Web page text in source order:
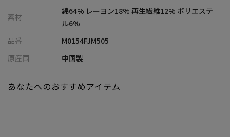
チェック柄が、秋冬の着こなしにさりげない個性をプラスしてく
れます。
【シルエット】
ややゆとりを持たせたサイズ感で、体型を拾いにくくストレスフ
アウターとしても、コートなどのインナーとしても着まわせる汎
素材
綿64% レーヨン18% 再生繊維12% ポリエステ
ル6%
品番
M0154FJM505
原産国
中国製
あなたへのおすすめアイテム